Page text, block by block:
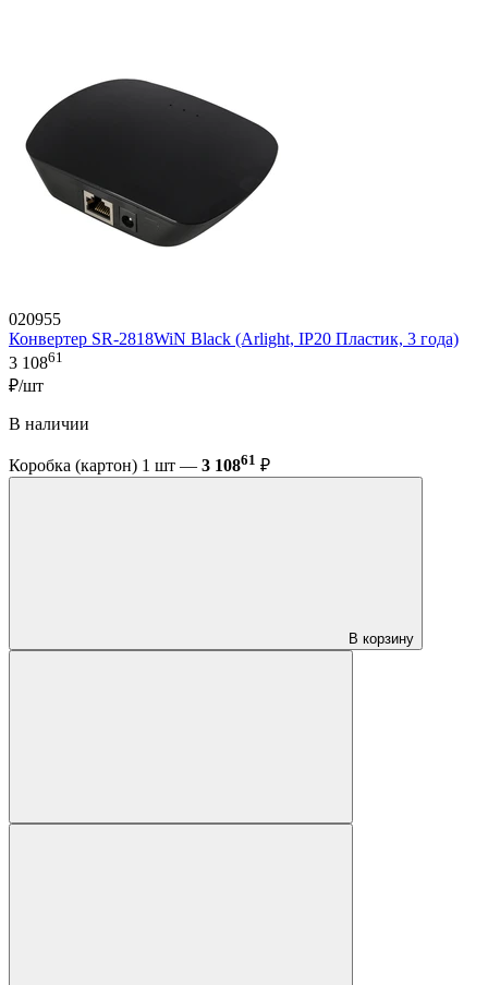
020955
Конвертер SR-2818WiN Black (Arlight, IP20 Пластик, 3 года)
3 10861
₽/шт
В наличии
Коробка (картон) 1 шт — 3 10861 ₽
В корзину